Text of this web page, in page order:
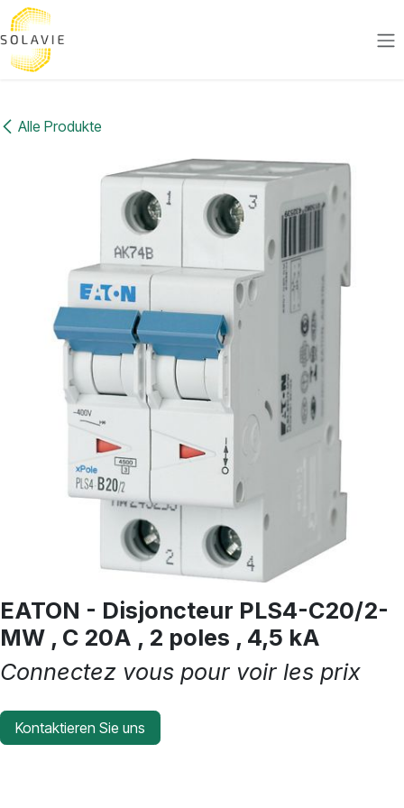
Zum Inhalt springen
Alle Produkte
EATON - Disjoncteur PLS4-C20/2-
MW , C 20A , 2 poles , 4,5 kA
Connectez vous pour voir les prix
Kontaktieren Sie uns